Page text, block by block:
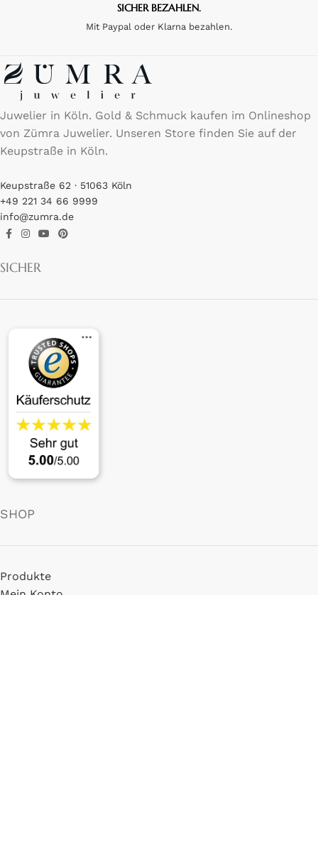
SICHER BEZAHLEN.
Mit Paypal oder Klarna bezahlen.
Juwelier in Köln. Gold & Schmuck kaufen im Onlineshop
von Zümra Juwelier. Unseren Store finden Sie auf der
Keupstraße in Köln.
Keupstraße 62 · 51063 Köln
+49 221 34 66 9999
info@zumra.de
SICHER
SHOP
Produkte
Mein Konto